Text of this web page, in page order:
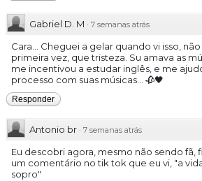
Gabriel D. M · 7 semanas atrás
Cara... Cheguei a gelar quando vi isso,
primeira vez, que tristeza. Su amava as
me incentivou a estudar inglês, e me
processo com suas músicas... 🥀🖤
Responder
Antonio br · 7 semanas atrás
Eu descobri agora, mesmo não sendo
um comentário no tik tok que eu vi, "a
sopro"